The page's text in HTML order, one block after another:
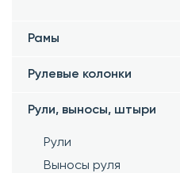
Рамы
Рулевые колонки
Рули, выносы, штыри
Рули
Выносы руля